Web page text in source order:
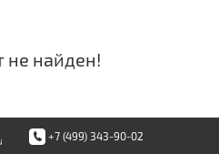
не найден!
+7 (499) 343-90-02